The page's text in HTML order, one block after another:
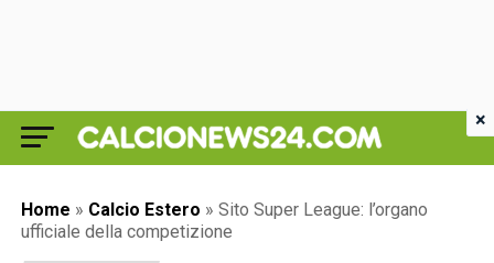
Home » Calcio Estero » Sito Super League: l’organo
ufficiale della competizione
×